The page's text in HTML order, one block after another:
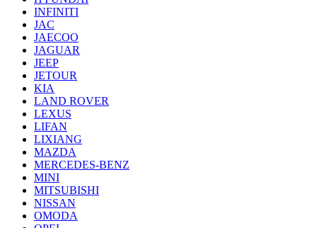
INFINITI
JAC
JAECOO
JAGUAR
JEEP
JETOUR
KIA
LAND ROVER
LEXUS
LIFAN
LIXIANG
MAZDA
MERCEDES-BENZ
MINI
MITSUBISHI
NISSAN
OMODA